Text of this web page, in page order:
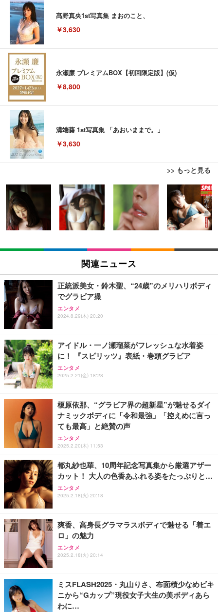
髙野真央1st写真集 まおのこと、
￥3,630
永瀬廉 プレミアムBOX【初回限定版】(仮)
￥8,800
溝端葵 1st写真集 「あおいままで。」
￥3,630
>> もっと見る
Juice=Juice Concert 2026 UP TO 11 MORE! MOR
E! (特典なし) [Blu-ray]
￥8,698
【Amazon.co.jp限定】「Juice=Juice Concert 202
判ブロマイド5枚セット) [Blu-ray]
￥11,000
日下部ほたる どんどんやる気になる！日下部式学習
法[DVD]
King & Prince DOME TOUR 2026 ～STARRING～
(初回限定盤)(2枚組) [Blu-ray]
Aぇ! group LIVE TOUR 2025 D.N.A (初回盤)(2枚組)
[Blu-ray]
￥5,981
日経エンタテインメント! 2026年 9 月号増刊【表
紙：EBiDAN】
￥980
anan(アンアン)2026/08/19号 No.2507[愛とSEX／寺
￥980
Jリーグ選手名鑑2026/27 J1・J2・J3 エル・ゴラッ
ソ特別編集
Numero TOKYO 2026年10月号増刊（表紙／Numbe
r_i）
装苑 2026年 9月号
￥990
外付けHDD 3TB ポータブルハードディスク USB3.0/
2.0対応 超薄型
￥3,999
外付けHDD 2TB ポータブルハードディスク USB3.0/
2.0対応 超薄型
￥3,999
録画対応 超高速データ転送 2.5 インチ USB3.0 対応
Mac/PC/PS4/XBox 利用可能 スリム設計 携帯に便利
【Amazon.co.jp限定】【2年保証】外付けHDD 3.5
インチ 外付けハードディスク 静音 PC/Win/Mac/テ
レビ録画/デスクトップ/ラップトップ適用 (1)容量:50
【Amazon.co.jp限定】【2年保証】外付けHDD 3.5
インチ 外付けハードディスク 静音 PC/Win/Mac/テ
レビ録画/デスクトップ/ラップトップ適用 (3)容量:2T
B)
￥12,999
関連ニュース
正統派美女・鈴木聖、“24歳”のメリハリボディ
でグラビア撮
エンタメ
2024.8.29(木) 20:20
アイドル・一ノ瀬瑠菜がフレッシュな水着姿
に！ 『スピリッツ』表紙・巻頭グラビア
エンタメ
2025.2.21(金) 18:28
榎原依那、“グラビア界の超新星”が魅せるダイ
ナミックボディに「令和最強」「控えめに言っ
ても最高」と絶賛の声
エンタメ
2025.2.20(木) 11:53
都丸紗也華、10周年記念写真集から厳選アザー
カット！ 大人の色香あふれる姿をたっぷりと…
エンタメ
2025.2.18(火) 20:18
爽香、高身長グラマラスボディで魅せる「着エ
ロ」の魅力
エンタメ
2025.2.18(火) 20:14
ミスFLASH2025・丸山りさ、布面積少なめビキ
ニから“Gカップ”現役女子大生の美ボディあら
わに…